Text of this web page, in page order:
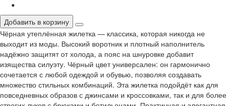
Добавить в корзину
Чёрная утеплённая жилетка — классика, которая никогда не
выходит из моды. Высокий воротник и плотный наполнитель
надёжно защитят от холода, а пояс на шнуровке добавит
изящества силуэту. Чёрный цвет универсален: он гармонично
сочетается с любой одеждой и обувью, позволяя создавать
множество стильных комбинаций. Эта жилетка подойдёт как для
повседневных образов с джинсами и кроссовками, так и для более